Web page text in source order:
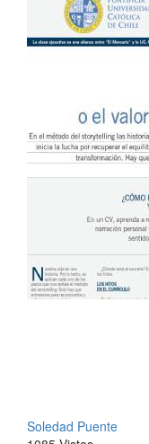
Soledad Puente